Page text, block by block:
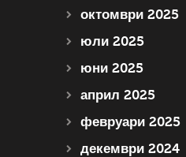
октомври 2025
юли 2025
юни 2025
април 2025
февруари 2025
декември 2024